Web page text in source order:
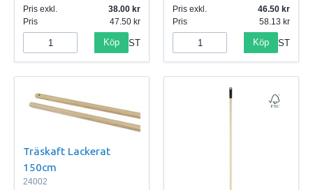
Pris exkl.
38.00
Pris
47.50
Köp ST
Pris exkl.
46.50
Pris
58.13
Köp ST
Träskaft Lackerat
150cm
24002